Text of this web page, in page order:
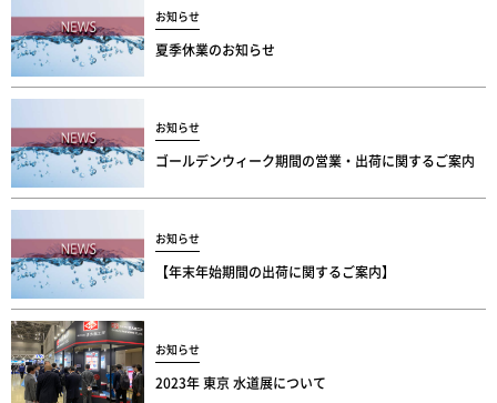
お知らせ
夏季休業のお知らせ
お知らせ
ゴールデンウィーク期間の営業・出荷に関するご案内
お知らせ
【年末年始期間の出荷に関するご案内】
お知らせ
2023年 東京 水道展について